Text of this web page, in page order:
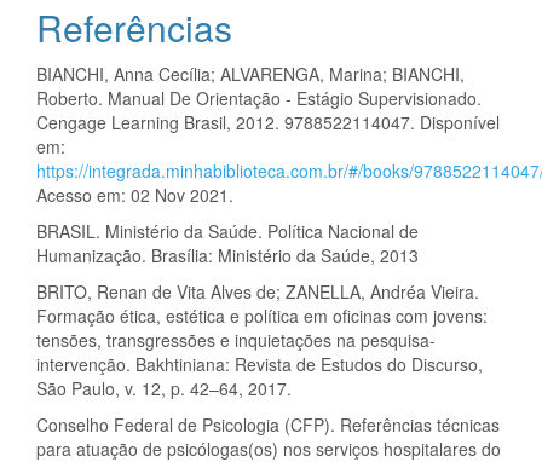
Referências
BIANCHI, Anna Cecília; ALVARENGA, Marina; BIANCHI,
Roberto. Manual De Orientação - Estágio Supervisionado.
Cengage Learning Brasil, 2012. 9788522114047. Disponível
em:
https://integrada.minhabiblioteca.com.br/#/books/
Acesso em: 02 Nov 2021.
BRASIL. Ministério da Saúde. Política Nacional de
Humanização. Brasília: Ministério da Saúde, 2013
BRITO, Renan de Vita Alves de; ZANELLA, Andréa Vieira.
Formação ética, estética e política em oficinas com jovens:
tensões, transgressões e inquietações na pesquisa-
intervenção. Bakhtiniana: Revista de Estudos do Discurso,
São Paulo, v. 12, p. 42–64, 2017.
Conselho Federal de Psicologia (CFP). Referências técnicas
para atuação de psicólogas(os) nos serviços hospitalares do